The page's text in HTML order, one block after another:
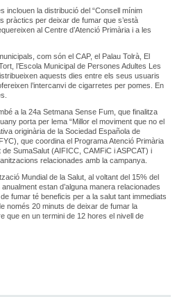
inclouen la distribució del “Consell mínim
pràctics per deixar de fumar que s’està
al Centre d’Atenció Primària i a les
com són el CAP, el Palau Tolrà, El
l’Escola Municipal de Persones Adultes Les
aquests dies entre els seus usuaris
l’intercanvi de cigarretes per pomes. En
a la 24a Setmana Sense Fum, que finalitza
porta per lema “Millor el moviment que no el
originària de la Sociedad Española de
que coordina el Programa Atenció Primària
SumaSalut (AIFICC, CAMFiC i ASPCAT) i
relacionades amb la campanya.
Mundial de la Salut, al voltant del 15% del
estan d’alguna manera relacionades
fumar té beneficis per a la salut tant immediats
només 20 minuts de deixar de fumar la
que en un termini de 12 hores el nivell de